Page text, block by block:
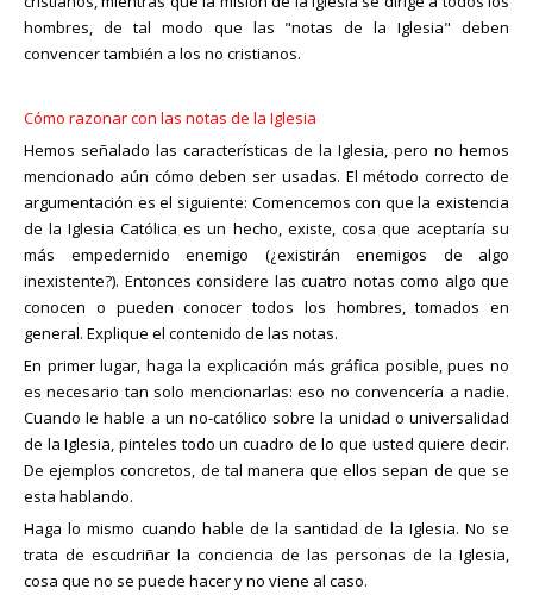
hombres, de tal modo que las "notas de la Iglesia" deben
convencer también a los no cristianos.
Cómo razonar con las notas de la Iglesia
Hemos señalado las características de la Iglesia, pero no hemos
mencionado aún cómo deben ser usadas. El método correcto de
argumentación es el siguiente: Comencemos con que la existencia
de la Iglesia Católica es un hecho, existe, cosa que aceptaría su
más empedernido enemigo (¿existirán enemigos de algo
inexistente?). Entonces considere las cuatro notas como algo que
conocen o pueden conocer todos los hombres, tomados en
general. Explique el contenido de las notas.
En primer lugar, haga la explicación más gráfica posible, pues no
es necesario tan solo mencionarlas: eso no convencería a nadie.
Cuando le hable a un no-católico sobre la unidad o universalidad
de la Iglesia, pinteles todo un cuadro de lo que usted quiere decir.
De ejemplos concretos, de tal manera que ellos sepan de que se
esta hablando.
Haga lo mismo cuando hable de la santidad de la Iglesia. No se
trata de escudriñar la conciencia de las personas de la Iglesia,
cosa que no se puede hacer y no viene al caso.